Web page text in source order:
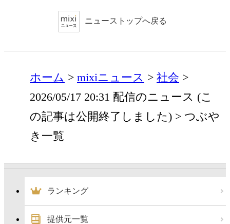
ニューストップへ戻る
ホーム mixiニュース
社会
2026/05/17 20:31 配信のニュース (こ
の記事は公開終了しました)
つぶや
き一覧
ランキング
提供元一覧